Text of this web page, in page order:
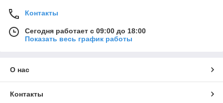
Контакты
Сегодня работает с 09:00 до 18:00
Показать весь график работы
О нас
Контакты